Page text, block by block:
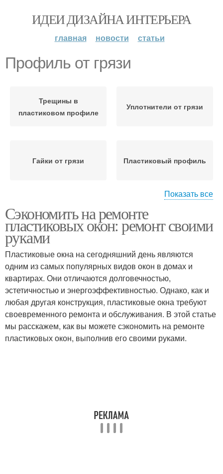
ИДЕИ ДИЗАЙНА ИНТЕРЬЕРА
главная новости статьи
Профиль от грязи
Трещины в
пластиковом профиле
Уплотнители от грязи
Гайки от грязи Пластиковый профиль
Стекло от грязи
Показать все
Сэкономить на ремонте
пластиковых окон: ремонт своими
руками
Пластиковые окна на сегодняшний день являются
одним из самых популярных видов окон в домах и
квартирах. Они отличаются долговечностью,
эстетичностью и энергоэффективностью. Однако, как и
любая другая конструкция, пластиковые окна требуют
своевременного ремонта и обслуживания. В этой статье
мы расскажем, как вы можете сэкономить на ремонте
пластиковых окон, выполнив его своими руками.